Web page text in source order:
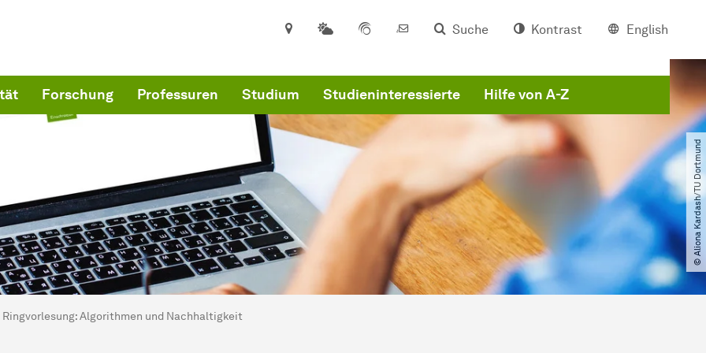
Suche Kontrast English
Forschung Professuren Studium Studieninteressierte Hilfe von A-Z
© Aliona Kardash​/​TU Dortmund
hier:
für Informatik
Ringvorlesung: Algorithmen und Nachhaltigkeit